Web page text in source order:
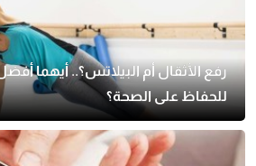
رفع الأثقال أم البيلاتس؟.. أيهما
للحفاظ على الصحة؟